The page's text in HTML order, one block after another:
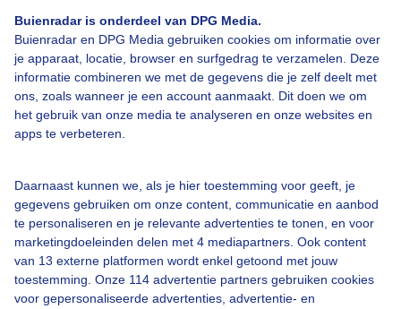
Buienradar is onderdeel van DPG Media.
Buienradar en DPG Media gebruiken cookies om informatie over
je apparaat, locatie, browser en surfgedrag te verzamelen. Deze
informatie combineren we met de gegevens die je zelf deelt met
ons, zoals wanneer je een account aanmaakt. Dit doen we om
het gebruik van onze media te analyseren en onze websites en
apps te verbeteren.
Daarnaast kunnen we, als je hier toestemming voor geeft, je
gegevens gebruiken om onze content, communicatie en aanbod
te personaliseren en je relevante advertenties te tonen, en voor
marketingdoeleinden delen met 4 mediapartners. Ook content
van 13 externe platformen wordt enkel getoond met jouw
toestemming. Onze 114 advertentie partners gebruiken cookies
voor gepersonaliseerde advertenties, advertentie- en
Een moment geduld aub...
Over Buienradar
Bedrijfsgegevens